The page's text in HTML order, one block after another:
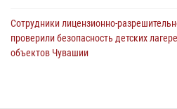
Сотрудники лицензионно-
проверили безопасность детских
объектов Чувашии